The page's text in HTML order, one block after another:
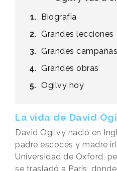
Biografía
Grandes lecciones
Grandes campañas
Grandes obras
Ogilvy hoy
La vida de David
David Ogilvy nació en
padre escocés y madre
Universidad de Oxford,
se trasladó a París,